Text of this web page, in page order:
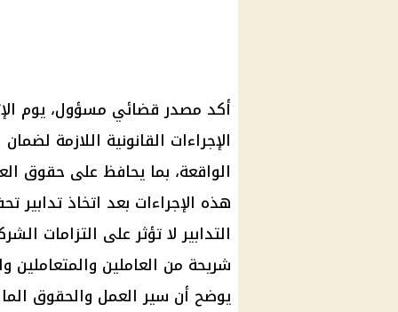
الإجراءات القانونية اللازمة
الواقعة، بما يحافظ على حقوق
هذه الإجراءات بعد اتخاذ
التدابير لا تؤثر على التزامات
شريحة من العاملين
يوضح أن سير العمل والحقوق